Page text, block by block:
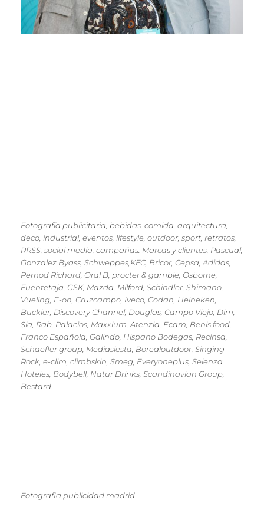
Fotografía publicitaria, bebidas, comida, arquitectura,
deco, industrial, eventos, lifestyle, outdoor, sport, retratos,
RRSS, social media, campañas. Marcas y clientes, Pascual,
Gonzalez Byass, Schweppes,KFC, Bricor, Cepsa, Adidas,
Pernod Richard, Oral B, procter & gamble, Osborne,
Fuentetaja, GSK, Mazda, Milford, Schindler, Shimano,
Vueling, E-on, Cruzcampo, Iveco, Codan, Heineken,
Buckler, Discovery Channel, Douglas, Campo Viejo, Dim,
Sia, Rab, Palacios, Maxxium, Atenzia, Ecam, Benis food,
Franco Española, Galindo, Hispano Bodegas, Recinsa,
Schaefler group, Mediasiesta, Borealoutdoor, Singing
Rock, e-clim, climbskin, Smeg, Everyoneplus, Selenza
Hoteles, Bodybell, Natur Drinks, Scandinavian Group,
Bestard.
Fotografia publicidad madrid